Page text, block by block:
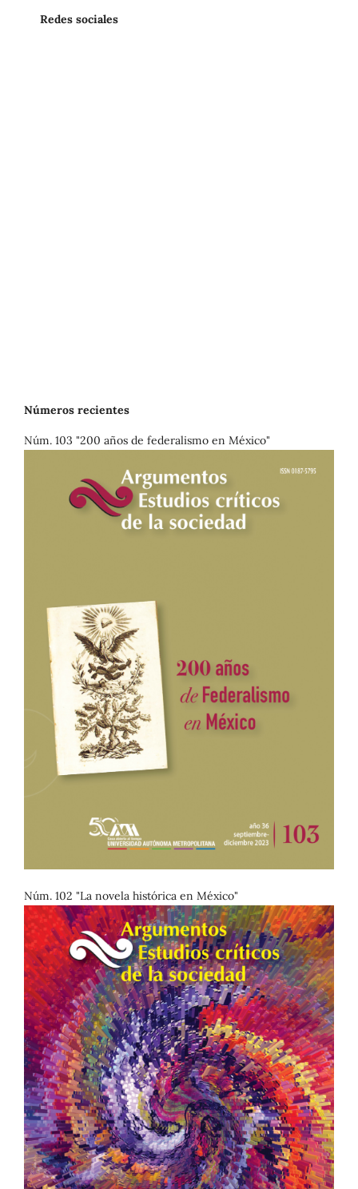
Redes sociales
Números recientes
Núm. 103 "200 años de federalismo en México"
Núm. 102 "La novela histórica en México"